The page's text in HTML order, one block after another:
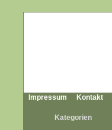
Impressum Kontakt
Kategorien